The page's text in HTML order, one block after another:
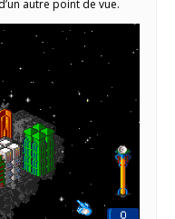
autre point de vue.